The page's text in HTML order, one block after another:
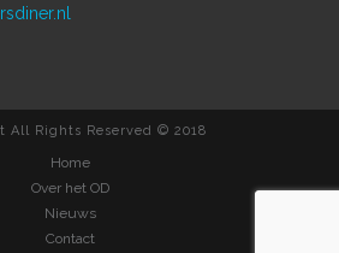
All Rights Reserved © 2018
Home
Over het OD
Nieuws
Contact